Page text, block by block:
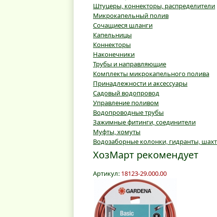
Штуцеры, коннекторы, распределители
Микрокапельный полив
Сочащиеся шланги
Капельницы
Коннекторы
Наконечники
Трубы и направляющие
Комплекты микрокапельного полива
Принадлежности и аксессуары
Садовый водопровод
Управление поливом
Водопроводные трубы
Зажимные фитинги, соединители
Муфты, хомуты
Водозаборные колонки, гидранты,
ХозМарт рекомендует
Артикул: 18123-29.000.00